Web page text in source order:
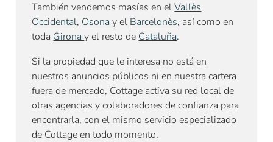
También vendemos masías en elVallès
Occidental,Osonay elBarcelonès, así como en
todaGironay el resto deCataluña.
Si la propiedad que le interesa no está en
nuestros anuncios públicos ni en nuestra cartera
fuera de mercado, Cottage activa su red local de
otras agencias y colaboradores de confianza para
encontrarla, con el mismo servicio especializado
de Cottage en todo momento.